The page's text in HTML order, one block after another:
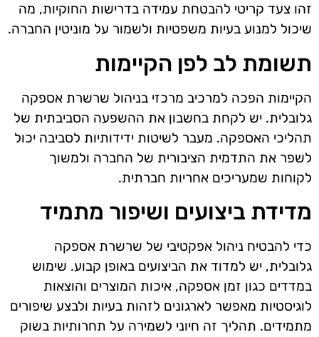
זהו צעד קריטי להבטחת עמידה בדרישות החוקיות, מה
שיכול למנוע בעיות משפטיות ולשמור על מוניטין החברה.
תשומת לב לפן הקיימות
הקיימות הפכה למרכיב מרכזי בניהול שרשרת אספקה
גלובלית. יש לקחת בחשבון את ההשפעה הסביבתית של
תהליכי האספקה. מעבר לשיטות ידידותיות לסביבה יכול
לשפר את התדמית הציבורית של החברה ולמשוך
לקוחות שמעריכים אחריות חברתית.
מדידת ביצועים ושיפור מתמיד
כדי להבטיח ניהול אפקטיבי של שרשרת אספקה
גלובלית, יש למדוד את הביצועים באופן קבוע. שימוש
במדדים כגון זמן אספקה, איכות המוצרים והוצאות
לוגיסטיות מאפשר לארגונים לזהות בעיות ולבצע שיפורים
מתמידים. תהליך זה חיוני לשמירה על תחרותיות בשוק